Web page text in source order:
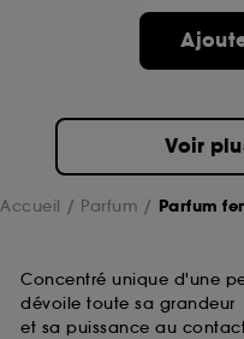
Voir
Accueil Parfum Parfum
Concentré unique d'une
dévoile toute sa grandeur
et sa puissance au
de ces cookies grâce
choix" ci-dessous ou
Sephora pourra
collectées ou
ou en magasin. Pour
sur "continuer sans
souhaitez obtenir plus